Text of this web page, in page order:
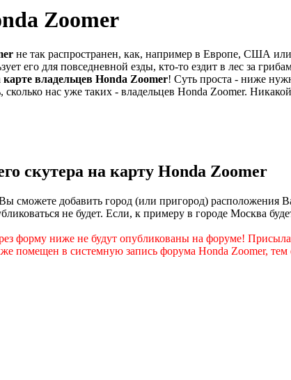
Zoomer
не так распространен, как, например в Европе, США
его для повседневной езды, кто-то ездит в лес за
карте владельцев Honda Zoomer! Суть проста - ниже
нас уже таких - владельцев Honda Zoomer.
скутера на карту Honda Zoomer
добавить город (или пригород) расположения
не будет. Если, к примеру в городе Москва
форму ниже не будут опубликованы на форуме!
помещен в системную запись форума Honda Zoomer, тем